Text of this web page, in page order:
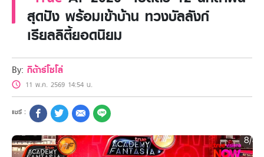
เคเบิลและจานดาวเทียม
สิทธิพิเศษ
สิทธิพิเศษลูกค้าทรูวิชั่นส์
Showtime
HoReCa
แพ็กเกจสำหรับผู้ประกอบการ
หาร้านร่วมรายการ
FAQs
สุดปัง พร้อมเข้าบ้าน ทวงบัลลังก์
เรียลลิตี้ยอดนิยม
By: กีต้าร์โซโล่
11 พ.ค. 2569 14:54 น.